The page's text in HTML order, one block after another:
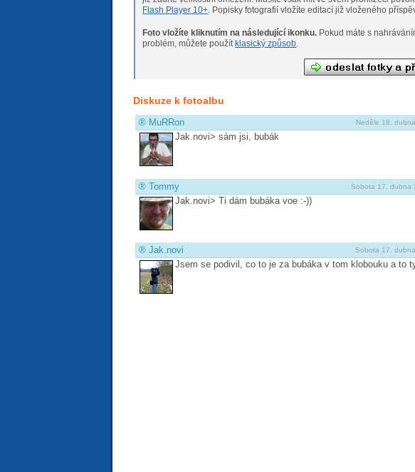
Flash Player 10+ . Popisky fotografií vložíte editací již vloženého
Foto vložíte kliknutím na následující ikonku.
problém, můžete použít klasický způsob.
Diskuze k fotoalbu
Neděle 18.
® MuRRon
Jak.novi> sám jsi, bubák
Sobota 17. dubna
® Tommy
Jak.novi> Ti dám bubáka voe :-))
Sobota 17.
® Jak.novi
Jsem se podivil, co to je za bubáka v tom klobouku a to